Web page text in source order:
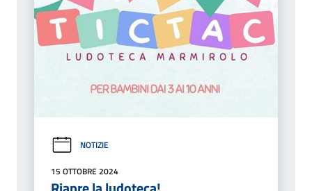
NOTIZIE
15 OTTOBRE 2024